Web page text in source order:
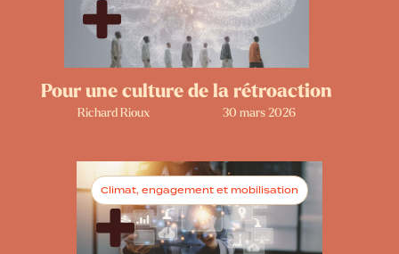
Pour une culture de la rétroaction
Richard Rioux 30 mars 2026
Climat, engagement et mobilisation